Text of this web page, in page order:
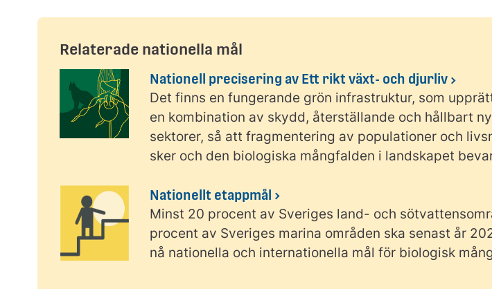
Relaterade nationella mål
Nationell precisering av Ett rikt växt- och djurliv
Det finns en fungerande grön infrastruktur, som
en kombination av skydd, återställande och hållbart
sektorer, så att fragmentering av populationer och
sker och den biologiska mångfalden i landskapet
Nationellt etappmål
Minst 20 procent av Sveriges land- och
procent av Sveriges marina områden ska senast år
nå nationella och internationella mål för biologisk